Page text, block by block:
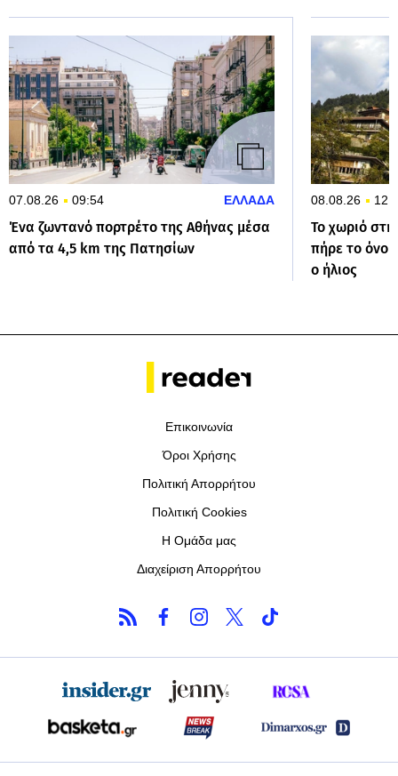
07.08.26 09:54 ΕΛΛΑΔΑ
Ένα ζωντανό πορτρέτο της Αθήνας μέσα
από τα 4,5 km της Πατησίων
08.08.26
Το χωριό
πήρε το
ο ήλιος
Επικοινωνία
Όροι Χρήσης
Πολιτική Απορρήτου
Πολιτική Cookies
Η Ομάδα μας
Διαχείριση Απορρήτου